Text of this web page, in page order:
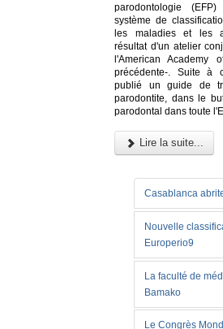
parodontologie
système de
les maladies et les
résultat d'un atelier
l'American Academy
précédente-. Suite à
publié un guide de
parodontite, dans le
parodontal dans toute
Lire la suite...
Casablanca
Nouvelle
Europerio9
La faculté de
Bamako
Le Congrès